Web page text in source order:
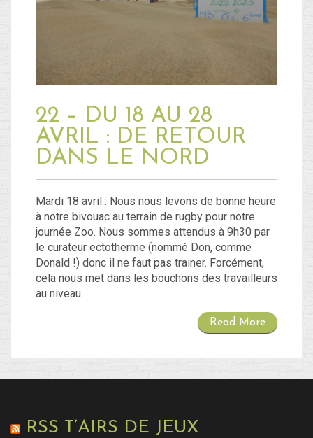
Connexion
Flux des publications
Flux des commentaires
Site de WordPress-FR
22 – DU 18 AU 28
AVRIL : DE RETOUR
DANS LE NORD
Mardi 18 avril : Nous nous levons de bonne heure
à notre bivouac au terrain de rugby pour notre
journée Zoo. Nous sommes attendus à 9h30 par
le curateur ectotherme (nommé Don, comme
Donald !) donc il ne faut pas trainer. Forcément,
cela nous met dans les bouchons des travailleurs
au niveau…
Read More
RSS T’AIRS DE JEUX